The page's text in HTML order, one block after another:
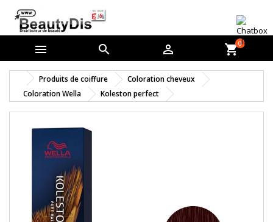
   shopping_cart0
Produits de coiffure
Coloration cheveux
Coloration Wella
Koleston perfect